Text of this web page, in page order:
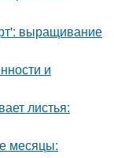
выращивание
и
листья:
месяцы: